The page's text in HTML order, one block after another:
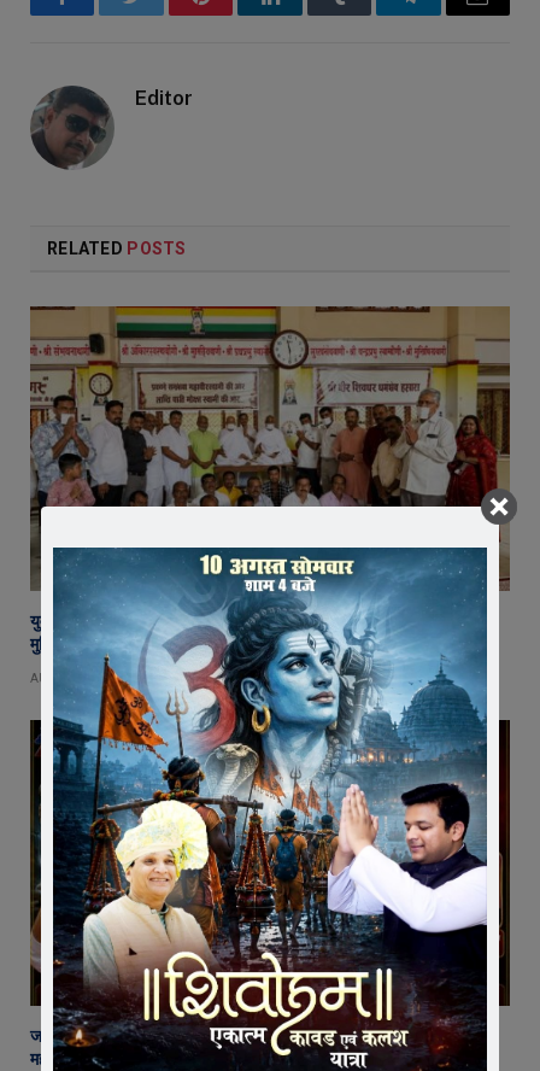
FacebookTwitter PinterestLinkedInTumblr TelegramEmail
Editor
RELATED POSTS
युवा शक्ति में विश्व बदलने की क्षमता, बस ऊर्जा को सही दिशा मिले : राष्ट्रसंत कमल
मुनि
AUGUST 8, 2026
जावरा में बनेगा आस्था का नया केंद्र! आनंदी हनुमान मुक्तिधाम में स्थापित होगी भव्य
महादेव प्रतिमा